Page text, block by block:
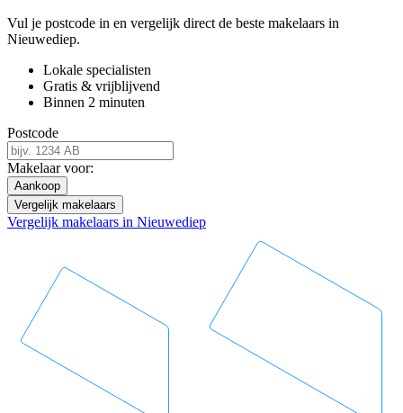
Vul je postcode in en vergelijk direct de beste makelaars in
Nieuwediep.
Lokale specialisten
Gratis & vrijblijvend
Binnen 2 minuten
Postcode
Makelaar voor:
Aankoop
Vergelijk makelaars
Vergelijk makelaars in Nieuwediep